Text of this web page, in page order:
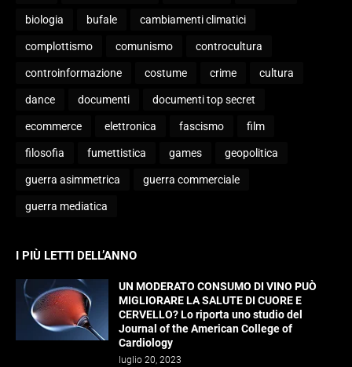
biologia bufale cambiamenti climatici
complottismo comunismo controcultura
controinformazione costume crime cultura
dance documenti documenti top secret
ecommerce elettronica fascismo film
filosofia fumettistica games geopolitica
guerra asimmetrica guerra commerciale
guerra mediatica
I PIÙ LETTI DELL’ANNO
UN MODERATO CONSUMO DI VINO PUÒ
MIGLIORARE LA SALUTE DI CUORE E
CERVELLO? Lo riporta uno studio del
Journal of the American College of
Cardiology
luglio 20, 2023